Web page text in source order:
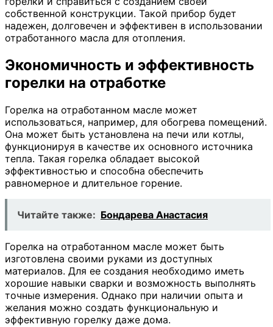
собственной конструкции. Такой прибор будет
надежен, долговечен и эффективен в использовании
отработанного масла для отопления.
Экономичность и эффективность
горелки на отработке
Горелка на отработанном масле может
использоваться, например, для обогрева помещений.
Она может быть установлена на печи или котлы,
функционируя в качестве их основного источника
тепла. Такая горелка обладает высокой
эффективностью и способна обеспечить
равномерное и длительное горение.
Читайте также: Бондарева Анастасия
Горелка на отработанном масле может быть
изготовлена своими руками из доступных
материалов. Для ее создания необходимо иметь
хорошие навыки сварки и возможность выполнять
точные измерения. Однако при наличии опыта и
желания можно создать функциональную и
эффективную горелку даже дома.